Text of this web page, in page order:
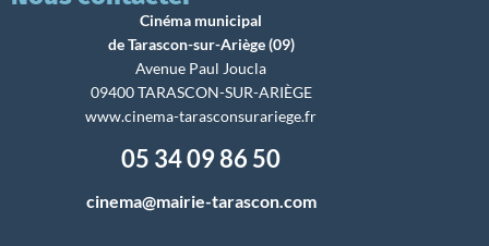
Cinéma municipal
de Tarascon-sur-Ariège (09)
Avenue Paul Joucla
09400 TARASCON-SUR-ARIÈGE
www.cinema-tarasconsurariege.fr
05 34 09 86 50
cinema@mairie-tarascon.com